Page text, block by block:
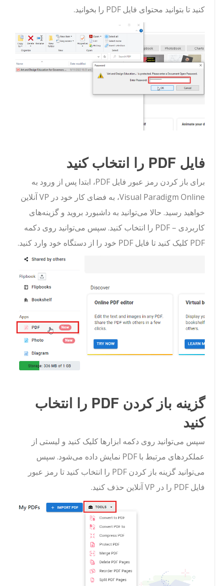
کنید تا بتوانید محتوای فایل PDF را بخوانید.
فایل PDF را انتخاب کنید
برای باز کردن رمز عبور فایل PDF، ابتدا پس از ورود به
Visual Paradigm Online، به فضای کار خود در VP آنلاین
خواهید رسید. حالا می‌توانید به داشبورد بروید و گزینه‌های
کاربردی – PDF را انتخاب کنید. سپس می‌توانید روی دکمه
PDF کلیک کنید تا فایل PDF خود را از دستگاه خود وارد کنید.
گزینه باز کردن PDF را انتخاب
کنید
سپس می‌توانید روی دکمه ابزارها کلیک کنید و لیستی از
عملکردهای مرتبط با PDF نمایش داده می‌شود. سپس
می‌توانید گزینه باز کردن PDF را انتخاب کنید تا رمز عبور
فایل PDF را در VP آنلاین حذف کنید.